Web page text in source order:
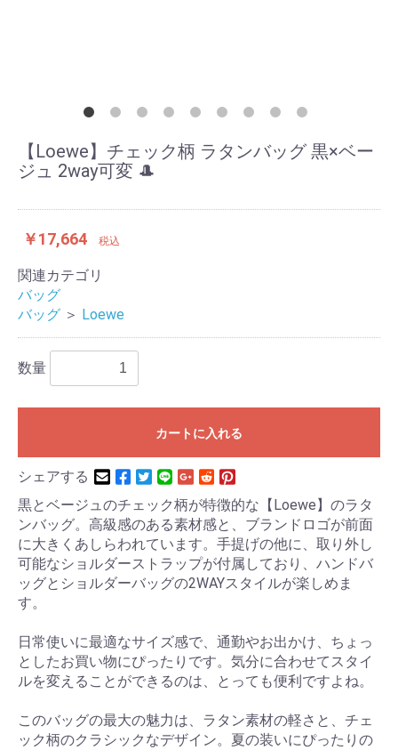
【Loewe】チェック柄 ラタンバッグ 黒×ベー
ジュ 2way可変 🎩
￥17,664 税込
関連カテゴリ
バッグ
バッグ ＞ Loewe
数量
カートに入れる
シェアする
黒とベージュのチェック柄が特徴的な【Loewe】のラタ
ンバッグ。高級感のある素材感と、ブランドロゴが前面
に大きくあしらわれています。手提げの他に、取り外し
可能なショルダーストラップが付属しており、ハンドバ
ッグとショルダーバッグの2WAYスタイルが楽しめま
す。
日常使いに最適なサイズ感で、通勤やお出かけ、ちょっ
としたお買い物にぴったりです。気分に合わせてスタイ
ルを変えることができるのは、とっても便利ですよね。
このバッグの最大の魅力は、ラタン素材の軽さと、チェ
ック柄のクラシックなデザイン。夏の装いにぴったりの